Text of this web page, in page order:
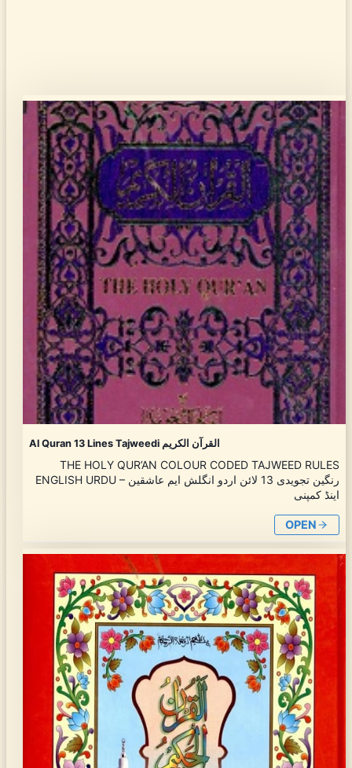
Al Quran 13 Lines Tajweedi القرآن الکریم
THE HOLY QUR’AN COLOUR CODED TAJWEED RULES
ENGLISH URDU – رنگین تجویدی 13 لائن اردو انگلش ایم عاشقین
اینڈ کمپنی
OPEN